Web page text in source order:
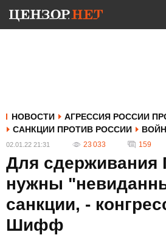
НОВОСТИ
АГРЕССИЯ РОССИИ
САНКЦИИ ПРОТИВ РОССИИ
02.01.22 21:31 23 033 159
Для сдерживания
нужны
санкции, -
Шифф